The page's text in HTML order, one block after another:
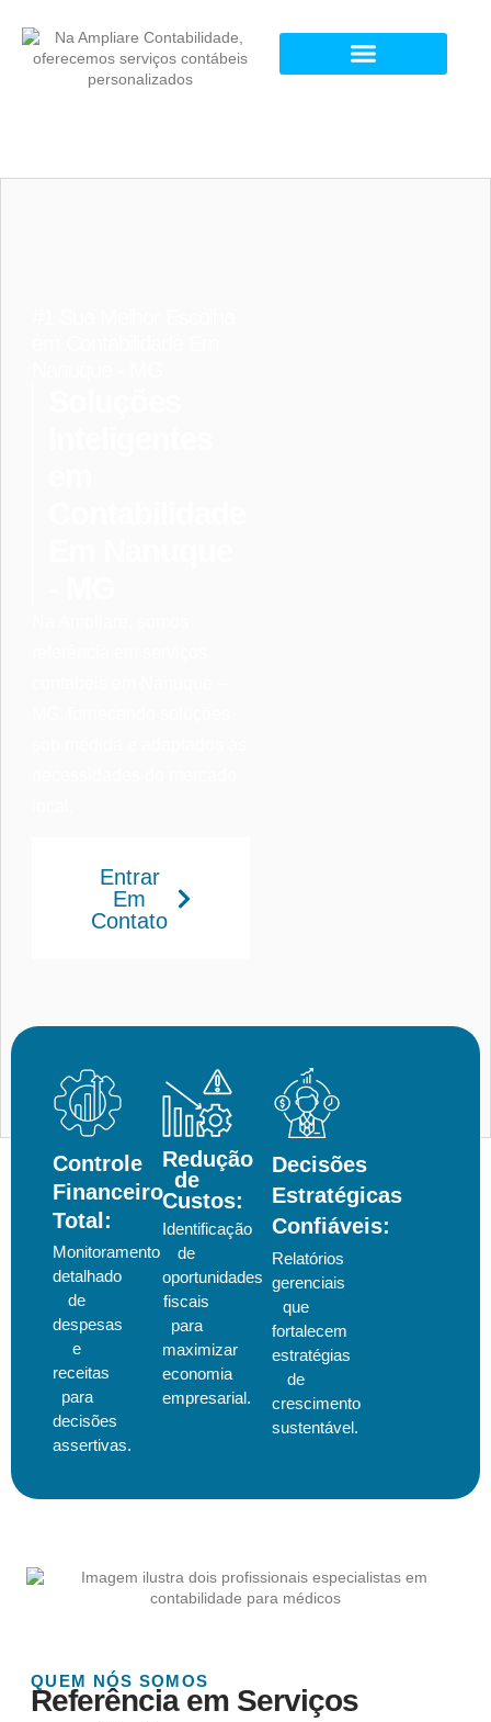
Entrar
Em
Contato
Controle
Financeiro
Total:
Monitoramento
detalhado
de
despesas
e
receitas
para
decisões
assertivas.
Redução
de
Custos:
Identificação
de
oportunidades
fiscais
para
maximizar
economia
empresarial.
Decisões
Estratégicas
Confiáveis:
Relatórios
gerenciais
que
fortalecem
estratégias
de
crescimento
sustentável.
QUEM NÓS SOMOS
Referência em Serviços